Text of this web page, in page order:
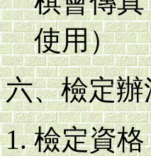
使用）
六、檢定辦
檢定資